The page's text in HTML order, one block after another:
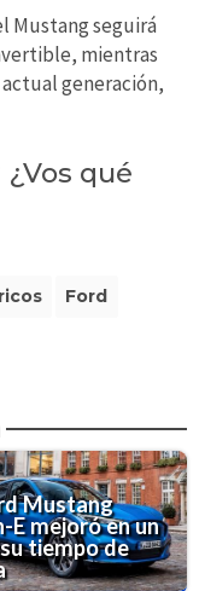
Mustang seguirá
mientras
generación,
qué
Ford
Mustang
E mejoró en un
tiempo de